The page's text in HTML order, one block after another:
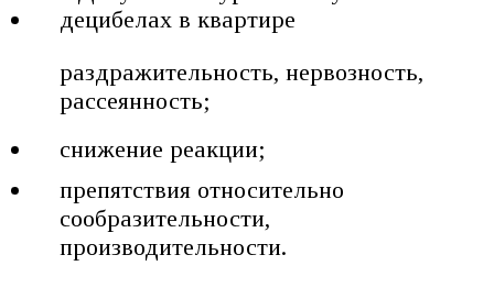
раздражительность, нервозность,
рассеянность;
снижение реакции;
препятствия относительно
сообразительности,
производительности.